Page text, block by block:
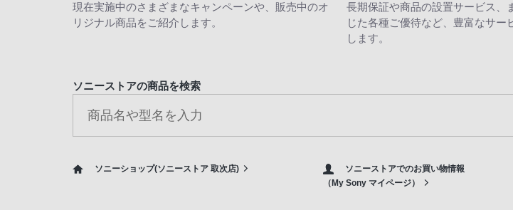
現在実施中のさまざまなキャンペーンや、販売中のオ
リジナル商品をご紹介します。
長期保証や商品の設置サービス、
じた各種ご優待など、豊富なサー
します。
ソニーストアの商品を検索
ソニーショップ(ソニーストア 取次店)
ソニーストアでのお買い物情報
（My Sony マイページ）